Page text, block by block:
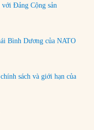
Đảng Cộng sản
Bình Dương của NATO
sách và giới hạn của